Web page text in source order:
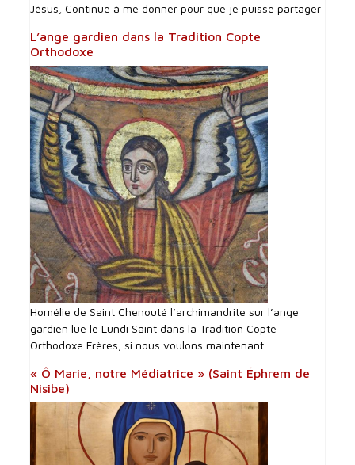
Jésus, Continue à me donner pour que je puisse partager
L’ange gardien dans la Tradition Copte
Orthodoxe
Homélie de Saint Chenouté l’archimandrite sur l’ange
gardien lue le Lundi Saint dans la Tradition Copte
Orthodoxe Frères, si nous voulons maintenant...
« Ô Marie, notre Médiatrice » (Saint Éphrem de
Nisibe)